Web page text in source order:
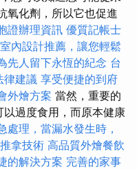
氧化劑，所以它也促進
證辦理資訊 優質記帳士
內設計推薦，讓您輕鬆
先人留下永恆的紀念 台
律建議 享受便捷的到府
外燴方案 當然，重要的
過度食用，而原本健康
處理，當漏水發生時，
拿技術 高品質外燴餐飲
的解決方案 完善的家事